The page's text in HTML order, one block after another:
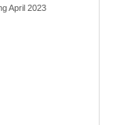
April 2023